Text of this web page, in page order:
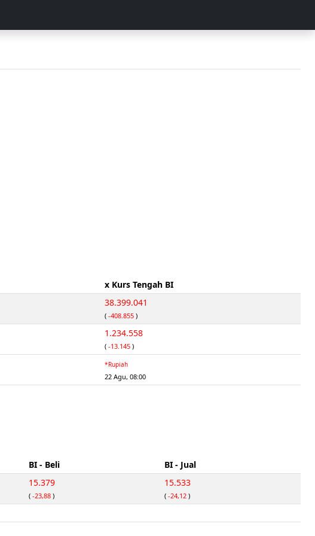
x Kurs Tengah BI
38.399.041
( -408.855 )
1.234.558
( -13.145 )
*Rupiah
22 Agu, 08:00
BI - Beli
BI - Jual
15.379
( -23,88 )
15.533
( -24,12 )